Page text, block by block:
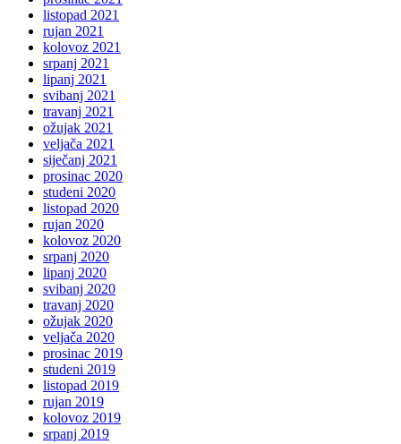
listopad 2021
rujan 2021
kolovoz 2021
srpanj 2021
lipanj 2021
svibanj 2021
travanj 2021
ožujak 2021
veljača 2021
siječanj 2021
prosinac 2020
studeni 2020
listopad 2020
rujan 2020
kolovoz 2020
srpanj 2020
lipanj 2020
svibanj 2020
travanj 2020
ožujak 2020
veljača 2020
prosinac 2019
studeni 2019
listopad 2019
rujan 2019
kolovoz 2019
srpanj 2019